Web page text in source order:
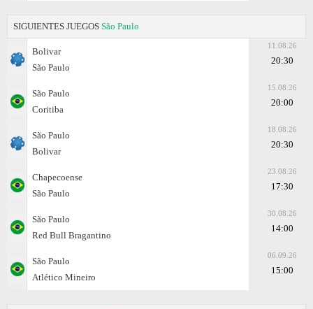
SIGUIENTES JUEGOS São Paulo
Bolivar
São Paulo
11.08.26
20:30
São Paulo
Coritiba
15.08.26
20:00
São Paulo
Bolivar
18.08.26
20:30
Chapecoense
São Paulo
23.08.26
17:30
São Paulo
Red Bull Bragantino
30.08.26
14:00
São Paulo
Atlético Mineiro
06.09.26
15:00